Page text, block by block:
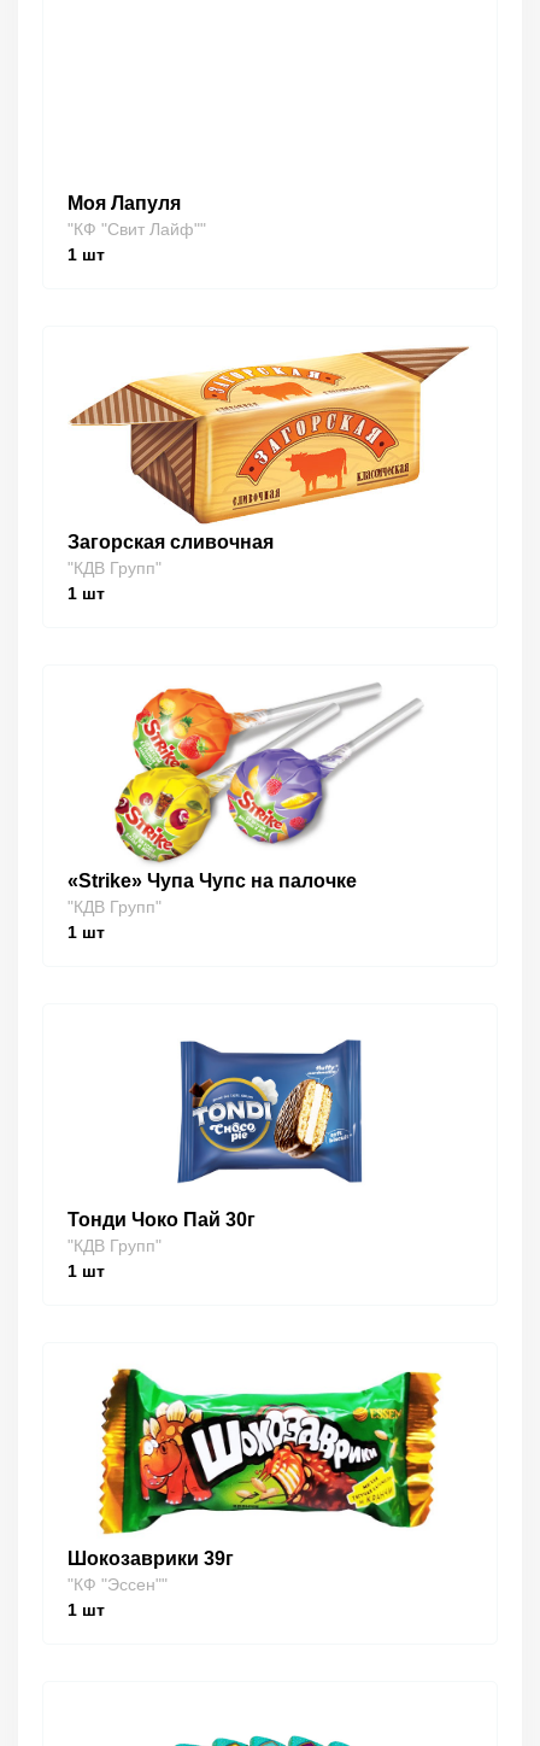
Моя Лапуля
"КФ "Свит Лайф""
1 шт
Загорская сливочная
"КДВ Групп"
1 шт
«Strike» Чупа Чупс на палочке
"КДВ Групп"
1 шт
Тонди Чоко Пай 30г
"КДВ Групп"
1 шт
Шокозаврики 39г
"КФ "Эссен""
1 шт